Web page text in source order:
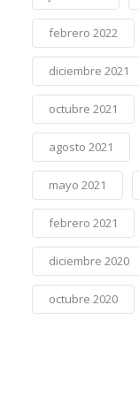
febrero 2022
diciembre 2021
octubre 2021
agosto 2021
mayo 2021
febrero 2021
diciembre 2020
octubre 2020